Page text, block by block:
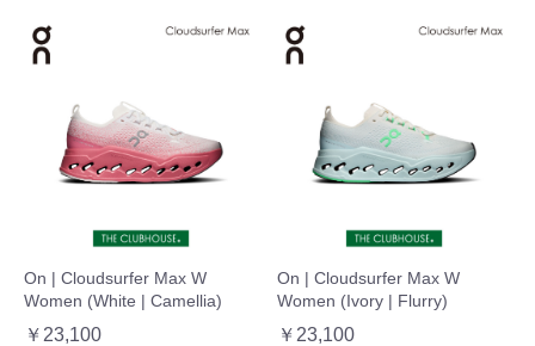
On | Cloudsurfer Max W
Women (White | Camellia)
￥23,100
On | Cloudsurfer Max W
Women (Ivory | Flurry)
￥23,100